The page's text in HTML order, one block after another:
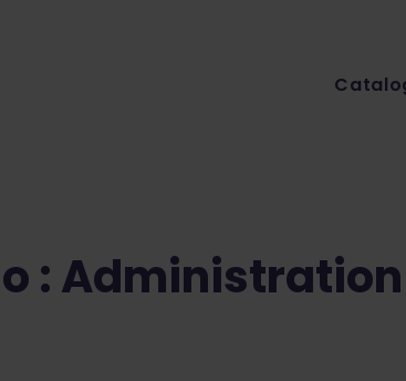
: Administration